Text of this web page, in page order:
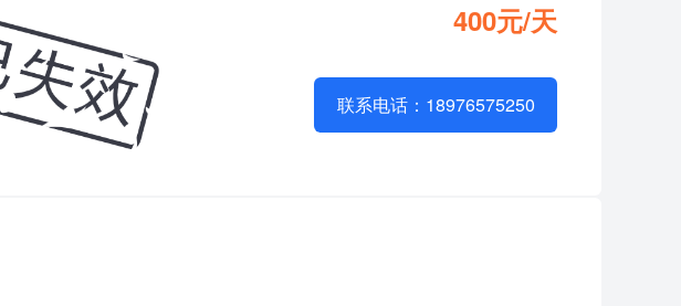
400元/天
联系电话：18976575250